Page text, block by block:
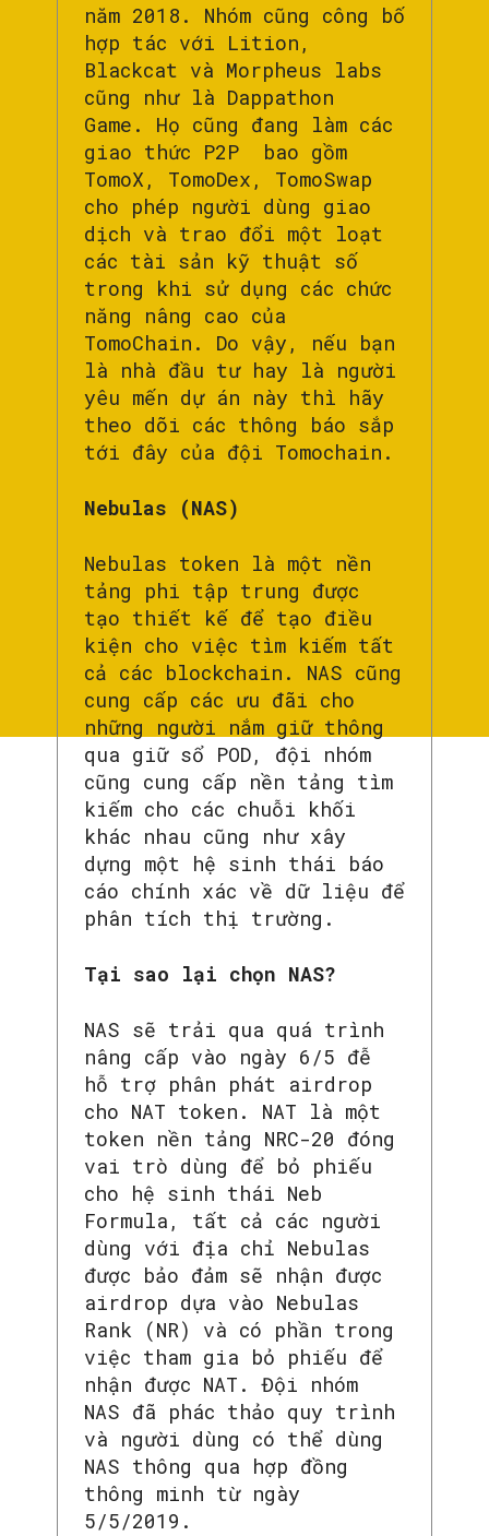
năm 2018. Nhóm cũng công bố
hợp tác với Lition,
Blackcat và Morpheus labs
cũng như là Dappathon
Game. Họ cũng đang làm các
giao thức P2P bao gồm
TomoX, TomoDex, TomoSwap
cho phép người dùng giao
dịch và trao đổi một loạt
các tài sản kỹ thuật số
trong khi sử dụng các chức
năng nâng cao của
TomoChain. Do vậy, nếu bạn
là nhà đầu tư hay là người
yêu mến dự án này thì hãy
theo dõi các thông báo sắp
tới đây của đội Tomochain.
Nebulas (NAS)
Nebulas token là một nền
tảng phi tập trung được
tạo thiết kế để tạo điều
kiện cho việc tìm kiếm tất
cả các blockchain. NAS cũng
cung cấp các ưu đãi cho
những người nắm giữ thông
qua giữ sổ POD, đội nhóm
cũng cung cấp nền tảng tìm
kiếm cho các chuỗi khối
khác nhau cũng như xây
dựng một hệ sinh thái báo
cáo chính xác về dữ liệu để
phân tích thị trường.
Tại sao lại chọn NAS?
NAS sẽ trải qua quá trình
nâng cấp vào ngày 6/5 đễ
hỗ trợ phân phát airdrop
cho NAT token. NAT là một
token nền tảng NRC-20 đóng
vai trò dùng để bỏ phiếu
cho hệ sinh thái Neb
Formula, tất cả các người
dùng với địa chỉ Nebulas
được bảo đảm sẽ nhận được
airdrop dựa vào Nebulas
Rank (NR) và có phần trong
việc tham gia bỏ phiếu để
nhận được NAT. Đội nhóm
NAS đã phác thảo quy trình
và người dùng có thể dùng
NAS thông qua hợp đồng
thông minh từ ngày
5/5/2019.